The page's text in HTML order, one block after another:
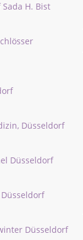
H. Bist
Düsseldorf
Düsseldorf
Düsseldorf